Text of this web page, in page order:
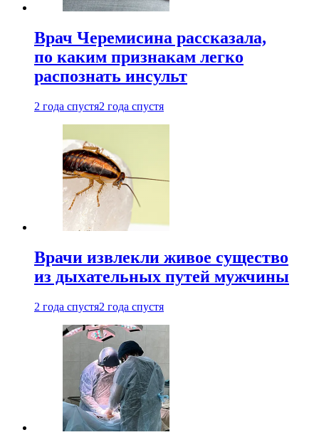
Врач Черемисина рассказала,
по каким признакам легко
распознать инсульт
2 года спустя2 года спустя
Врачи извлекли живое существо
из дыхательных путей мужчины
2 года спустя2 года спустя